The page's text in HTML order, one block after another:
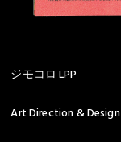
ジモコロ LPP
Art Direction & Design